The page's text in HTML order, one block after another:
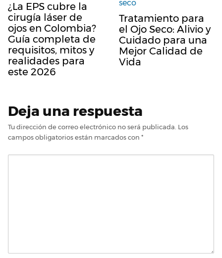
¿La EPS cubre la
cirugía láser de
ojos en Colombia?
Guía completa de
requisitos, mitos y
realidades para
este 2026
Tratamiento para
el Ojo Seco: Alivio y
Cuidado para una
Mejor Calidad de
Vida
Deja una respuesta
Tu dirección de correo electrónico no será publicada. Los
campos obligatorios están marcados con *